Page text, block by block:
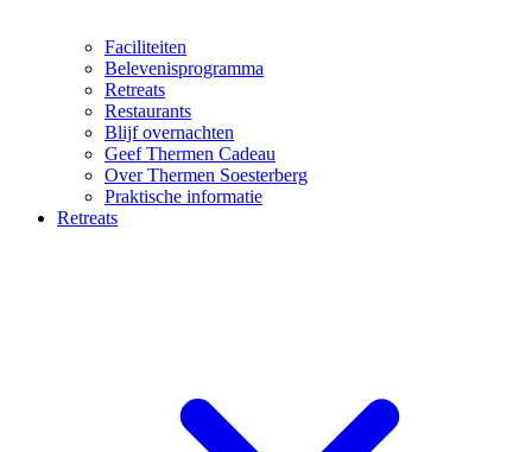
Faciliteiten
Belevenisprogramma
Retreats
Restaurants
Blijf overnachten
Geef Thermen Cadeau
Over Thermen Soesterberg
Praktische informatie
Retreats